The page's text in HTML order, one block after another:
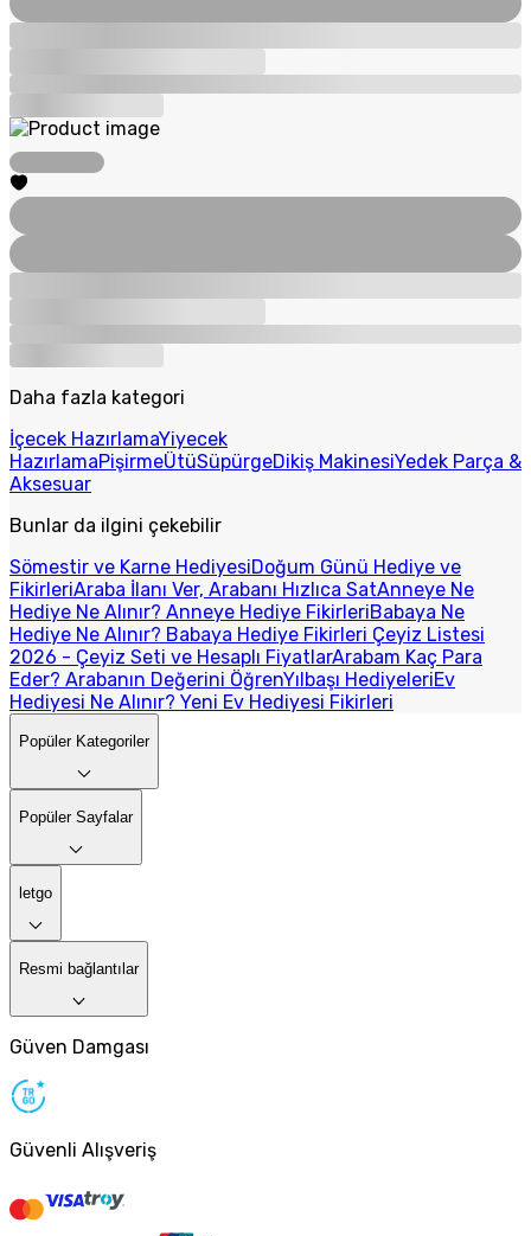
Daha fazla kategori
İçecek HazırlamaYiyecek
HazırlamaPişirmeÜtüSüpürgeDikiş MakinesiYedek Parça &
Aksesuar
Bunlar da ilgini çekebilir
Sömestir ve Karne HediyesiDoğum Günü Hediye ve
FikirleriAraba İlanı Ver, Arabanı Hızlıca SatAnneye Ne
Hediye Ne Alınır? Anneye Hediye FikirleriBabaya Ne
Hediye Ne Alınır? Babaya Hediye Fikirleri Çeyiz Listesi
2026 - Çeyiz Seti ve Hesaplı FiyatlarArabam Kaç Para
Eder? Arabanın Değerini ÖğrenYılbaşı HediyeleriEv
Hediyesi Ne Alınır? Yeni Ev Hediyesi Fikirleri
Popüler Kategoriler
Popüler Sayfalar
letgo
Resmi bağlantılar
Güven Damgası
Güvenli Alışveriş